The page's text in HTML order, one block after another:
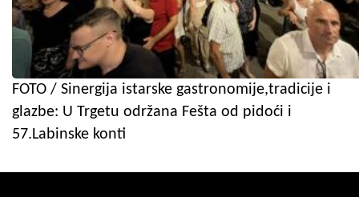
FOTO / Sinergija istarske gastronomije,tradicije i
glazbe: U Trgetu održana Fešta od pidoći i
57.Labinske konti